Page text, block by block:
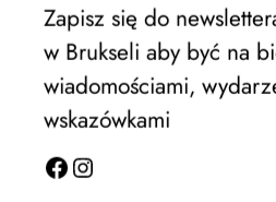
Odtwarzacz
video
Zapisz się do
w Brukseli aby być na
wiadomościami,
wskazówkami